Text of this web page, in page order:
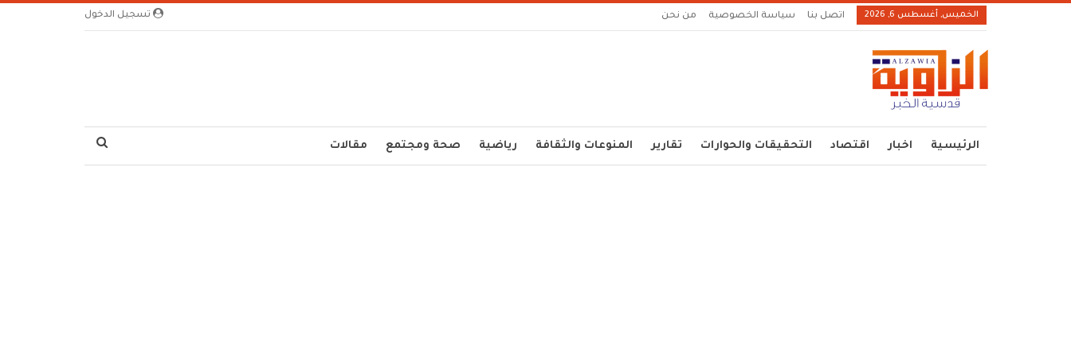
تسجيل الدخول الخميس, أغسطس 6, 2026 اتصل بنا سياسة الخصوصية من نحن
الرئيسية اخبار اقتصاد التحقيقات والحوارات تقارير المنوعات والثقافة رياضية صحة ومجتمع مقالات